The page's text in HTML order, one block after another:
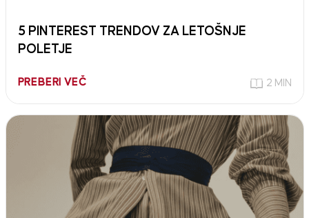
5 PINTEREST TRENDOV ZA LETOŠNJE
POLETJE
PREBERI VEČ 2 MIN